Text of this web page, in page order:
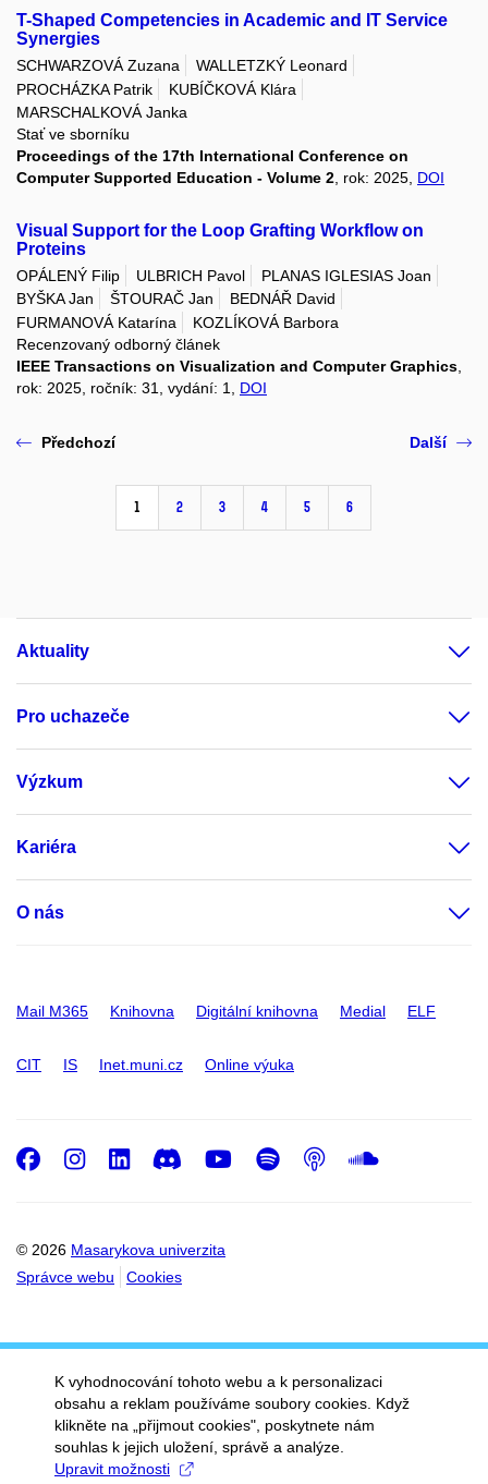
T-Shaped Competencies in Academic and IT Service
Synergies
SCHWARZOVÁ Zuzana
WALLETZKÝ Leonard
PROCHÁZKA Patrik
KUBÍČKOVÁ Klára
MARSCHALKOVÁ Janka
Stať ve sborníku
Proceedings of the 17th International Conference on
Computer Supported Education - Volume 2 , rok: 2025, DOI
Visual Support for the Loop Grafting Workflow on
Proteins
OPÁLENÝ Filip ULBRICH Pavol
PLANAS IGLESIAS Joan
BYŠKA Jan
ŠTOURAČ Jan
BEDNÁŘ David
FURMANOVÁ Katarína
KOZLÍKOVÁ Barbora
Recenzovaný odborný článek
IEEE Transactions on Visualization and Computer Graphics
rok: 2025, ročník: 31, vydání: 1, DOI
Předchozí
1 2 3 4 5 6
Další
Aktuality
Pro uchazeče
Výzkum
Kariéra
O nás
Mail M365 Knihovna Digitální knihovna Medial ELF
CIT IS Inet.muni.cz Online výuka
© 2026 Masarykova univerzita
Správce webu
Cookies
Facebook
Instagram
LinkedIn
DiscordYoutube
Spotify
Podcast
K vyhodnocování tohoto webu a k personalizaci
obsahu a reklam používáme soubory cookies. Když
klikněte na „přijmout cookies", poskytnete nám
souhlas k jejich uložení, správě a analýze.
Upravit možnosti